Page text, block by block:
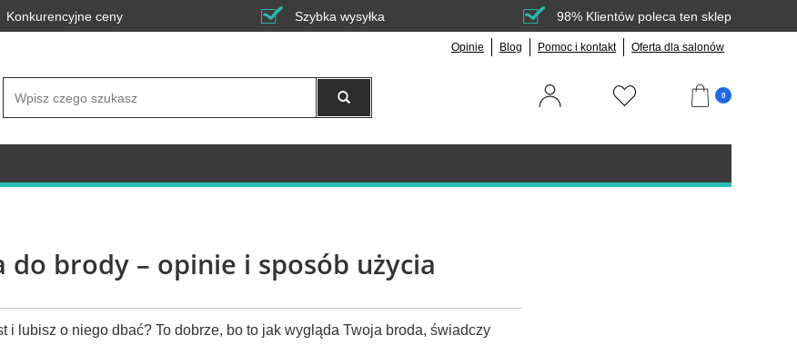
Konkurencyjne ceny Szybka wysyłka 98% Klientów poleca ten sklep
Opinie Blog Pomoc i kontakt Oferta dla salonów
0
do brody – opinie i sposób użycia
i lubisz o niego dbać? To dobrze, bo to jak wygląda Twoja broda, świadczy